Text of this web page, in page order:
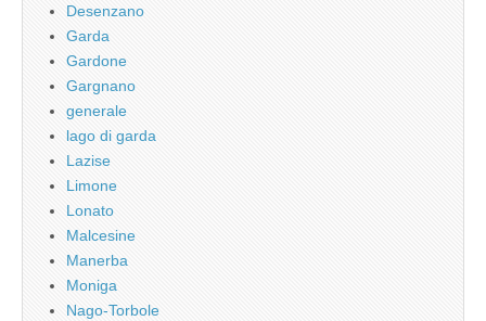
Desenzano
Garda
Gardone
Gargnano
generale
lago di garda
Lazise
Limone
Lonato
Malcesine
Manerba
Moniga
Nago-Torbole